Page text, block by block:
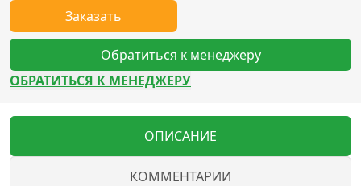
Заказать
Обратиться к менеджеру
ОБРАТИТЬСЯ К МЕНЕДЖЕРУ
ОПИСАНИЕ
КОММЕНТАРИИ